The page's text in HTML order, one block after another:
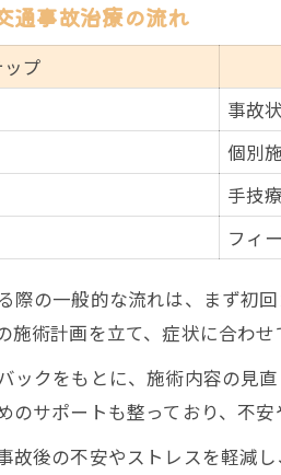
通事故治療の流れ
プ
事故
個別
手技
フィ
際の一般的な流れは、まず初
施術計画を立て、症状に合わ
ックをもとに、施術内容の見
のサポートも整っており、不安
故後の不安やストレスを軽減